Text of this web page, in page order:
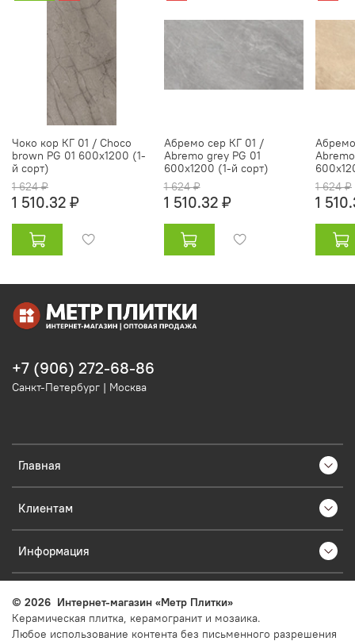
Чоко кор КГ 01 / Choco
brown PG 01 600х1200 (1-
й сорт)
1 624 ₽
1 510.32 ₽
Абремо сер КГ 01 /
Abremo grey PG 01
600х1200 (1-й сорт)
1 624 ₽
1 510.32 ₽
1 624 ₽
1
Главная
Клиентам
Информация
+7 (906) 272-68-86
Санкт-Петербург | Москва
© 2026 Интернет-магазин «Метр Плитки»
Керамическая плитка, керамогранит и мозаика.
Любое использование контента без письменного разрешения